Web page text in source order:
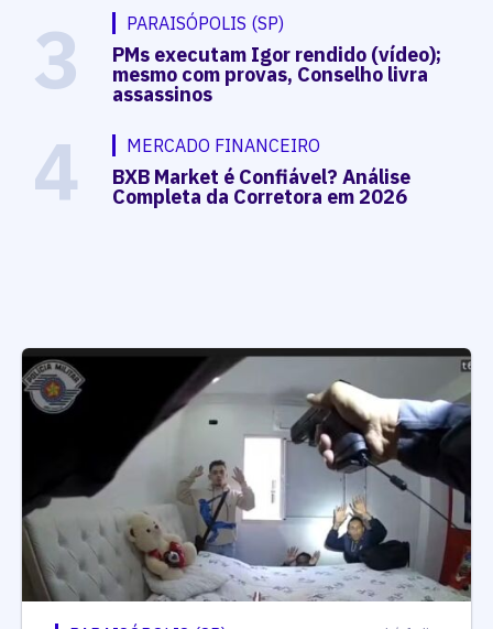
3 PARAISÓPOLIS (SP)
PMs executam Igor rendido (vídeo);
mesmo com provas, Conselho livra
assassinos
4 MERCADO FINANCEIRO
BXB Market é Confiável? Análise
Completa da Corretora em 2026